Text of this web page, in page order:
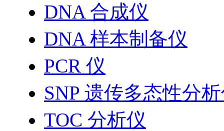
DNA 合成仪
DNA 样本制备仪
PCR 仪
SNP 遗传多态性分
TOC 分析仪